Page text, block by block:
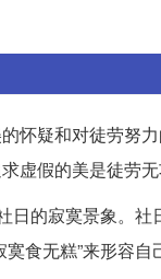
怀疑和对徒劳努
假的美是徒劳无
日的寂寞景象。
食无糕”来形容